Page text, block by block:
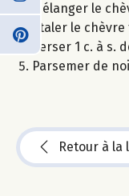
Mélanger le
Étaler le
Verser 1 c. à
Parsemer de
Retour à la